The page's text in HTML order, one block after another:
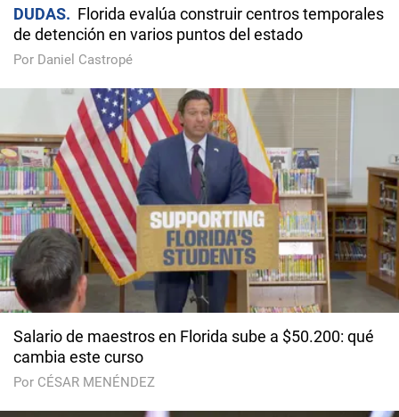
DUDAS
Florida evalúa construir centros temporales
de detención en varios puntos del estado
Por Daniel Castropé
Salario de maestros en Florida sube a $50.200: qué
cambia este curso
Por CÉSAR MENÉNDEZ